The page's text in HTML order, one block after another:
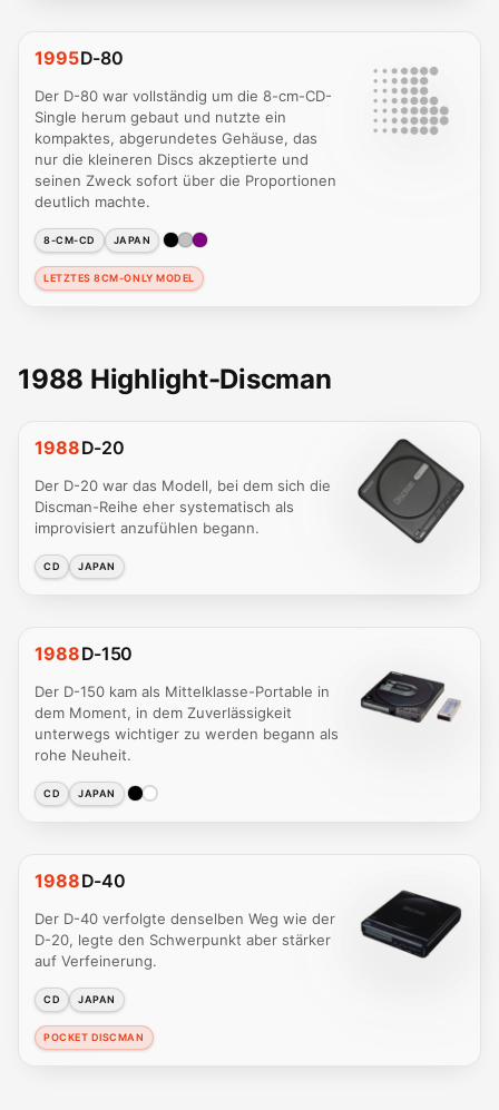
1995D-80
Der D-80 war vollständig um die 8-cm-CD-
Single herum gebaut und nutzte ein
kompaktes, abgerundetes Gehäuse, das
nur die kleineren Discs akzeptierte und
seinen Zweck sofort über die Proportionen
deutlich machte.
8-CM-CD JAPAN
LETZTES 8CM-ONLY MODEL
1988 Highlight-Discman
1988D-20
Der D-20 war das Modell, bei dem sich die
Discman-Reihe eher systematisch als
improvisiert anzufühlen begann.
CD JAPAN
1988D-150
Der D-150 kam als Mittelklasse-Portable in
dem Moment, in dem Zuverlässigkeit
unterwegs wichtiger zu werden begann als
rohe Neuheit.
CD JAPAN
1988D-40
Der D-40 verfolgte denselben Weg wie der
D-20, legte den Schwerpunkt aber stärker
auf Verfeinerung.
CD JAPAN
POCKET DISCMAN